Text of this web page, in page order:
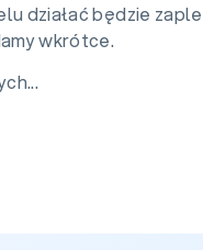
działać będzie
wkrótce.